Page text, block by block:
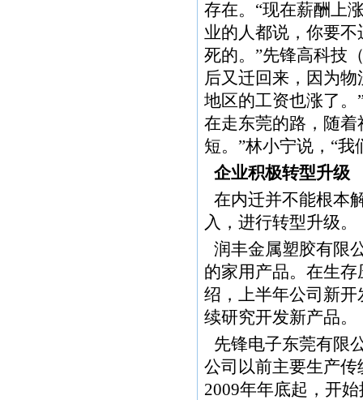
存在。“现在薪酬上
业的人都说，你要
死的。”先锋高科技
后又迁回来，因为
地区的工资也涨了。
在走东莞的路，随
短。”林小宁说，“
企业积极转型升级
在内迁并不能根本
入，进行转型升级。
润丰金属塑胶有限
的家用产品。在生
绍，上半年公司新
续研究开发新产品。
先锋电子东莞有限
公司以前主要生产
2009年年底起，开